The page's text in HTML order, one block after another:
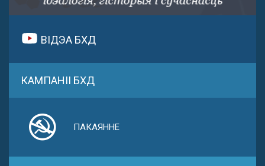
ВІДЭА БХД
КАМПАНІІ БХД
ПАКАЯННЕ